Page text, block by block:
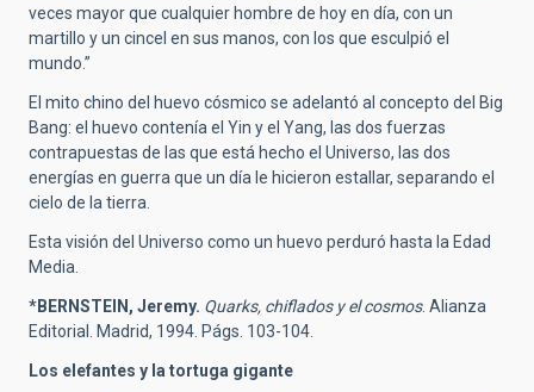
veces mayor que cualquier hombre de hoy en día, con un
martillo y un cincel en sus manos, con los que esculpió el
mundo.”
El mito chino del huevo cósmico se adelantó al concepto del Big
Bang: el huevo contenía el Yin y el Yang, las dos fuerzas
contrapuestas de las que está hecho el Universo, las dos
energías en guerra que un día le hicieron estallar, separando el
cielo de la tierra.
Esta visión del Universo como un huevo perduró hasta la Edad
Media.
*BERNSTEIN, Jeremy. Quarks, chiflados y el cosmos. Alianza
Editorial. Madrid, 1994. Págs. 103-104.
Los elefantes y la tortuga gigante